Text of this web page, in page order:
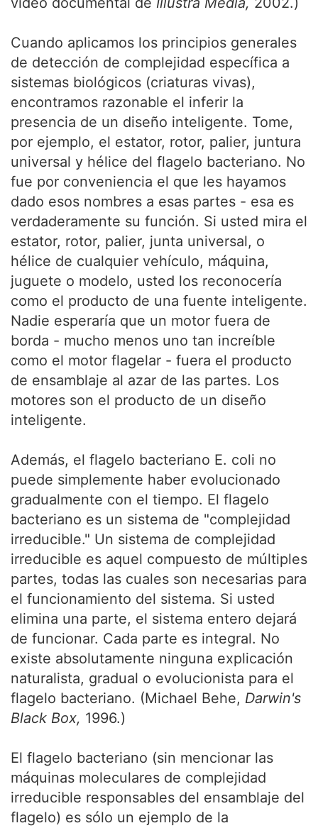
Cuando aplicamos los principios generales
de detección de complejidad específica a
sistemas biológicos (criaturas vivas),
encontramos razonable el inferir la
presencia de un diseño inteligente. Tome,
por ejemplo, el estator, rotor, palier, juntura
universal y hélice del flagelo bacteriano. No
fue por conveniencia el que les hayamos
dado esos nombres a esas partes - esa es
verdaderamente su función. Si usted mira el
estator, rotor, palier, junta universal, o
hélice de cualquier vehículo, máquina,
juguete o modelo, usted los reconocería
como el producto de una fuente inteligente.
Nadie esperaría que un motor fuera de
borda - mucho menos uno tan increíble
como el motor flagelar - fuera el producto
de ensamblaje al azar de las partes. Los
motores son el producto de un diseño
inteligente.
Además, el flagelo bacteriano E. coli no
puede simplemente haber evolucionado
gradualmente con el tiempo. El flagelo
bacteriano es un sistema de "complejidad
irreducible." Un sistema de complejidad
irreducible es aquel compuesto de múltiples
partes, todas las cuales son necesarias para
el funcionamiento del sistema. Si usted
elimina una parte, el sistema entero dejará
de funcionar. Cada parte es integral. No
existe absolutamente ninguna explicación
naturalista, gradual o evolucionista para el
flagelo bacteriano. (Michael Behe, Darwin's
Black Box, 1996.)
El flagelo bacteriano (sin mencionar las
máquinas moleculares de complejidad
irreducible responsables del ensamblaje del
flagelo) es sólo un ejemplo de la